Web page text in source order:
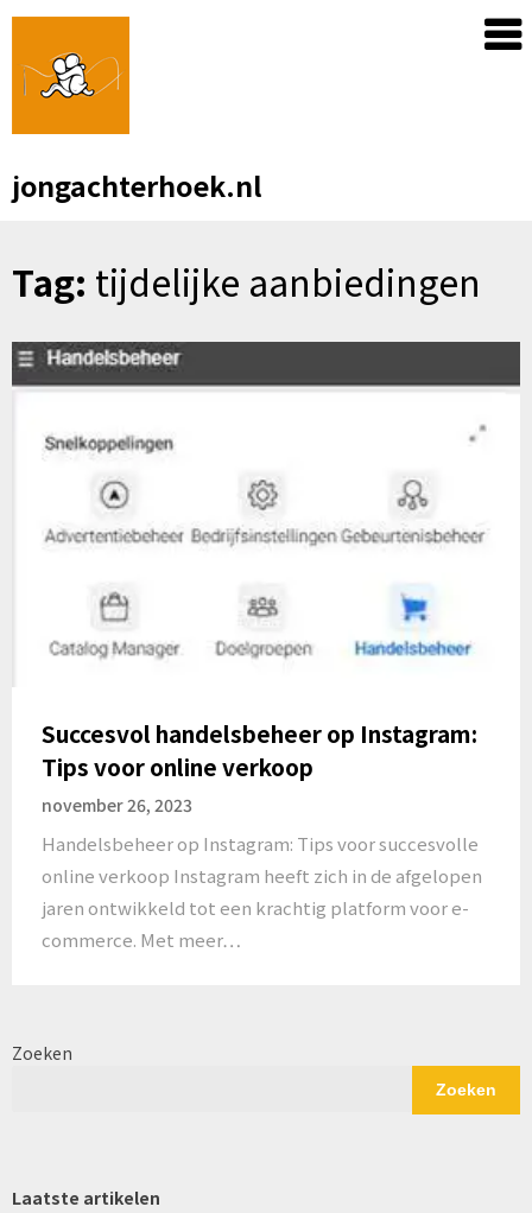
Skip
content
jongachterhoek.nl
Tag: tijdelijke aanbiedingen
Succesvol handelsbeheer op Instagram:
Tips voor online verkoop
november 26, 2023
Handelsbeheer op Instagram: Tips voor succesvolle
online verkoop Instagram heeft zich in de afgelopen
jaren ontwikkeld tot een krachtig platform voor e-
commerce. Met meer…
Zoeken
Zoeken
Laatste artikelen